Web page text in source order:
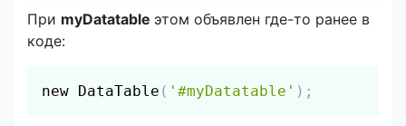
При myDatatable этом объявлен где-то ранее в
коде:
new DataTable ( '#myDatatable' ) ;
Скопировать